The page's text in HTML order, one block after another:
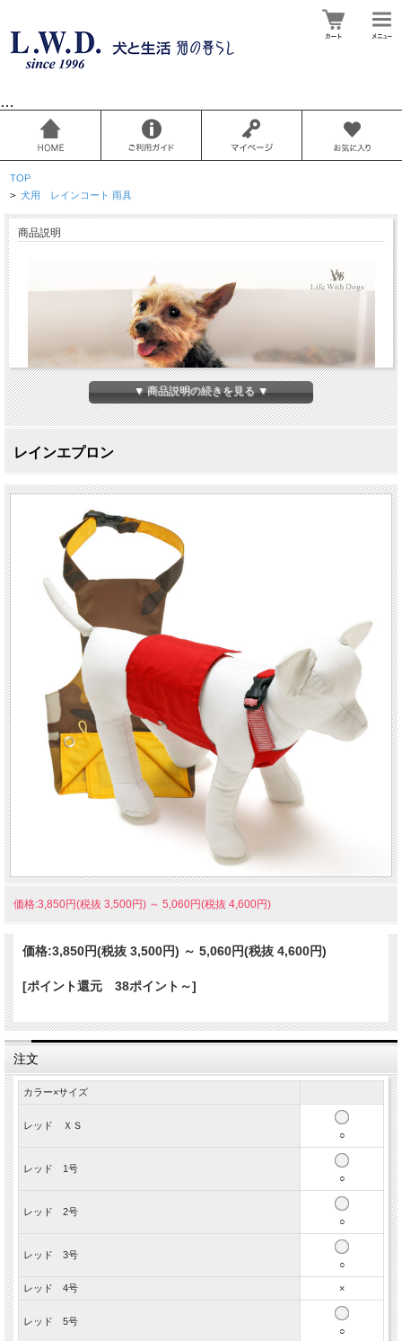
…
TOP
> 犬用 レインコート 雨具
商品説明
泥ハネからお腹と胸を守ります！
レインエプロン
雨あがりや小雨のお散歩にお役立ちのアイテム！
泥ハネで汚れやすいお腹や胸をしっかりガード。体高の低いダックスやコーギ
ーには特にオススメです。
レインコート同様、防水性と透湿性に優れた生地を使用。外部からの水の浸入
を防ぎながらも、ウェア内の不快な蒸れは外に逃がします。
▼ 商品説明の続きを見る ▼
レインエプロン
価格:3,850円(税抜 3,500円) ～ 5,060円(税抜 4,600円)
価格:3,850円(税抜 3,500円) ～ 5,060円(税抜 4,600円)
[ポイント還元 38ポイント～]
注文
カラー×サイズ
レッド ＸＳ
○
レッド 1号
○
レッド 2号
○
レッド 3号
○
レッド 4号 ×
レッド 5号
○